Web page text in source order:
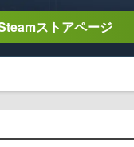
ストアページ